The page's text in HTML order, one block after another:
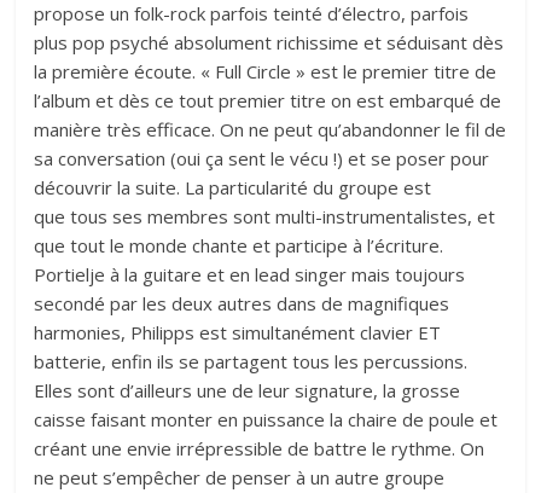
propose un folk-rock parfois teinté d’électro, parfois
plus pop psyché absolument richissime et séduisant dès
la première écoute. « Full Circle » est le premier titre de
l’album et dès ce tout premier titre on est embarqué de
manière très efficace. On ne peut qu’abandonner le fil de
sa conversation (oui ça sent le vécu !) et se poser pour
découvrir la suite. La particularité du groupe est
que tous ses membres sont multi-instrumentalistes, et
que tout le monde chante et participe à l’écriture.
Portielje à la guitare et en lead singer mais toujours
secondé par les deux autres dans de magnifiques
harmonies, Philipps est simultanément clavier ET
batterie, enfin ils se partagent tous les percussions.
Elles sont d’ailleurs une de leur signature, la grosse
caisse faisant monter en puissance la chaire de poule et
créant une envie irrépressible de battre le rythme. On
ne peut s’empêcher de penser à un autre groupe